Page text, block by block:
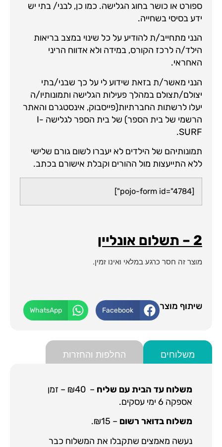
ספורט או כושר בחוג הגלישה. כמו כן, לבני/ בתי יש
ידע בסיסי בשחייה.
הנני מתחייב/ת להודיע על כל שינוי במצב בריאות
הילד/ה לרכז הקורס, במידה ולא אדווח הריני
האחראי.
הנני מאשר/ת בזאת שידוע לי על כך שבני/בתי
יצולם/תצולם במהלך פעילות הגלישה ותמונותיו/ה
יעלו לרשתות החברתיות(פייסבוק, אינסטגרם והאתר
הרשמי של בית הספר) של בית הספר לגלישה I-
SURF.
תמונותיהם של הילדים לא יעברו לשום גורם שלישי
ללא התייעצות מול ההורים וקבלת אישורם בכתב.
[pojo-form id="4784"]
2 – תשלום אונליין
מוצר זה חסר כרגע במלאי ואינו זמין.
שיתוף מוצר Facebook
WhatsApp
משלוחים החלפות והחזרות
משלוח עד הבית עם שליח
– ₪40 – זמן
אספקה 6 ימי עסקים.
משלוח בדואר רשום – ₪15.
נעשה מאמצים שתקבלו את המשלוח כבר